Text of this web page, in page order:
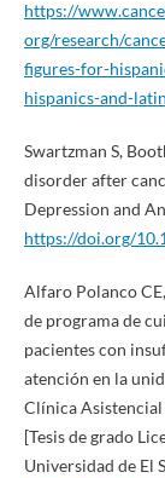
https://
org/research/
figures-for-
hispanics-and-
Swartzman S,
disorder after
Depression and
https://doi.org/
Alfaro Polanco
de programa de
pacientes con
atención en la
Clínica Asistencial
[Tesis de grado
Universidad de El